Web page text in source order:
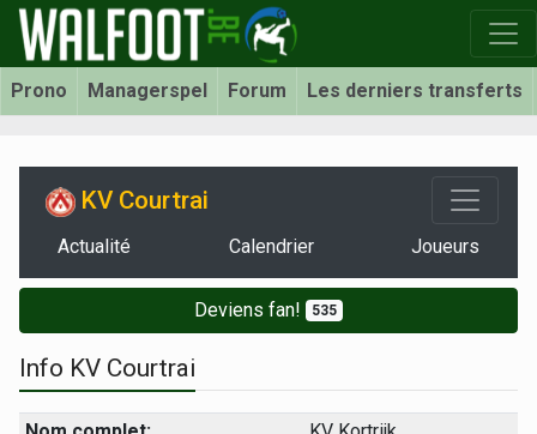
Prono Managerspel Forum Les derniers transferts
KV Courtrai
Actualité Calendrier Joueurs
Deviens fan! 535
Info KV Courtrai